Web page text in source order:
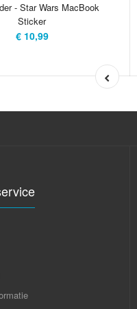
- Star Wars MacBook
Sticker
€ 10,99